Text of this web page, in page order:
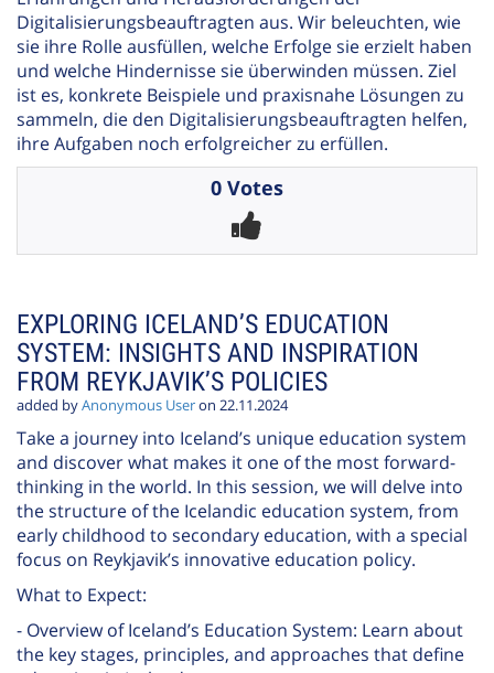
Digitalisierungsbeauftragten aus. Wir beleuchten, wie
sie ihre Rolle ausfüllen, welche Erfolge sie erzielt haben
und welche Hindernisse sie überwinden müssen. Ziel
ist es, konkrete Beispiele und praxisnahe Lösungen zu
sammeln, die den Digitalisierungsbeauftragten helfen,
ihre Aufgaben noch erfolgreicher zu erfüllen.
0 Votes
EXPLORING ICELAND’S EDUCATION
SYSTEM: INSIGHTS AND INSPIRATION
FROM REYKJAVIK’S POLICIES
added byAnonymous Useron 22.11.2024
Take a journey into Iceland’s unique education system
and discover what makes it one of the most forward-
thinking in the world. In this session, we will delve into
the structure of the Icelandic education system, from
early childhood to secondary education, with a special
focus on Reykjavik’s innovative education policy.
What to Expect:
- Overview of Iceland’s Education System: Learn about
the key stages, principles, and approaches that define